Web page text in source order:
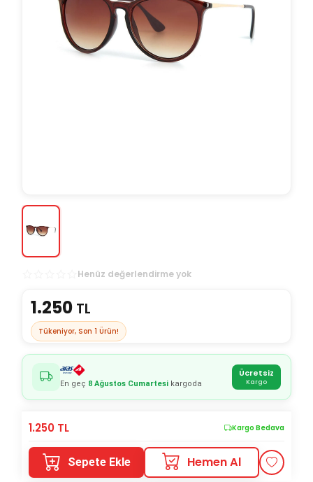
Henüz değerlendirme yok
1.250 TL
Tükeniyor, Son 1 Ürün!
En geç 8 Ağustos Cumartesi kargoda
Ücretsiz
Kargo
1.250 TL Kargo Bedava
Sepete Ekle Hemen Al